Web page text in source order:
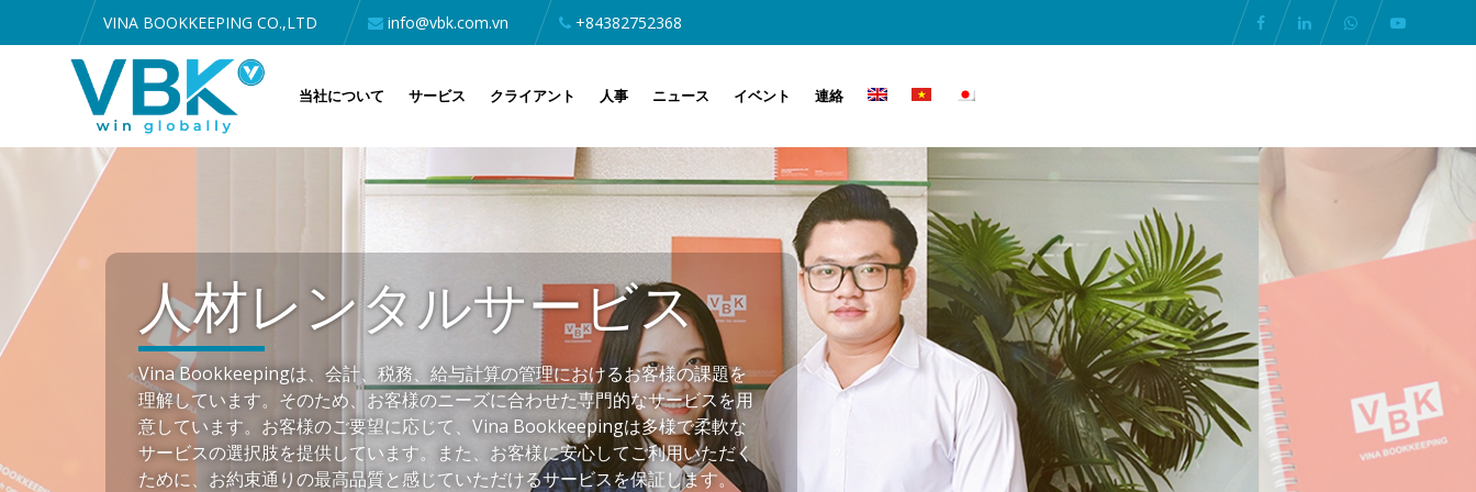
VINA BOOKKEEPING CO.,LTD info@vbk.com.vn +84382752368
当社について サービス クライアント 人事 ニュース イベント 連絡
人材レンタルサービス
Vina Bookkeepingは、会計、税務、給与計算の管理におけるお客様の課題を
理解しています。そのため、お客様のニーズに合わせた専門的なサービスを用
意しています。お客様のご要望に応じて、Vina Bookkeepingは多様で柔軟な
サービスの選択肢を提供しています。また、お客様に安心してご利用いただく
ために、お約束通りの最高品質と感じていただけるサービスを保証します。